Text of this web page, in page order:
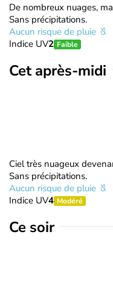
De nombreux nuages,
Sans précipitations.
Aucun risque de pluie
Indice UV2 Faible
Cet après-midi
Ciel très nuageux
Sans précipitations.
Aucun risque de pluie
Indice UV4 Modéré
Ce soir